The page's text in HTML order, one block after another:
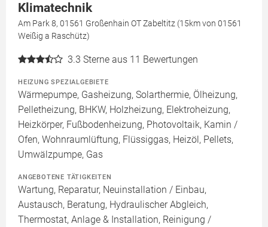
Klimatechnik
Am Park 8, 01561 Großenhain OT Zabeltitz (15km von 01561
Weißig a Raschütz)
3.3 Sterne aus 11 Bewertungen
HEIZUNG SPEZIALGEBIETE
Wärmepumpe, Gasheizung, Solarthermie, Ölheizung,
Pelletheizung, BHKW, Holzheizung, Elektroheizung,
Heizkörper, Fußbodenheizung, Photovoltaik, Kamin /
Ofen, Wohnraumlüftung, Flüssiggas, Heizöl, Pellets,
Umwälzpumpe, Gas
ANGEBOTENE TÄTIGKEITEN
Wartung, Reparatur, Neuinstallation / Einbau,
Austausch, Beratung, Hydraulischer Abgleich,
Thermostat, Anlage & Installation, Reinigung /